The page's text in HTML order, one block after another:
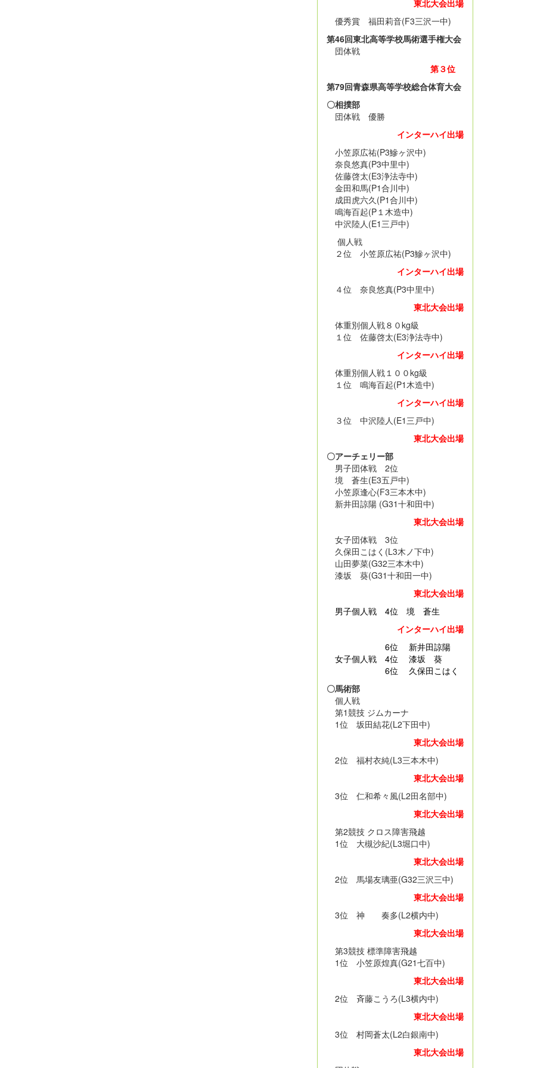
東北大会出場
優秀賞 福田莉音(F3三沢一中)
第46回東北高等学校馬術選手権大会
団体戦
第３位
第79回青森県高等学校総合体育大会
〇相撲部
団体戦 優勝
インターハイ出場
小笠原広祐(P3鰺ヶ沢中)
奈良悠真(P3中里中)
佐藤啓太(E3浄法寺中)
金田和馬(P1合川中)
成田虎六久(P1合川中)
鳴海百起(P１木造中)
中沢陸人(E1三戸中)
個人戦
２位 小笠原広祐(P3鰺ヶ沢中)
インターハイ出場
４位 奈良悠真(P3中里中)
東北大会出場
体重別個人戦８０kg級
１位 佐藤啓太(E3浄法寺中)
インターハイ出場
体重別個人戦１００kg級
１位 鳴海百起(P1木造中)
インターハイ出場
３位 中沢陸人(E1三戸中)
東北大会出場
〇アーチェリー部
男子団体戦 2位
境 蒼生(E3五戸中)
小笠原逢心(F3三本木中)
新井田諒陽 (G31十和田中)
東北大会出場
女子団体戦 3位
久保田こはく(L3木ノ下中)
山田夢菜(G32三本木中)
漆坂 葵(G31十和田一中)
東北大会出場
男子個人戦4位 境 蒼生
インターハイ出場
6位 新井田諒陽
女子個人戦 4位 漆坂 葵
6位 久保田こはく
〇馬術部
個人戦
第1競技 ジムカーナ
1位 坂田結花(L2下田中)
東北大会出場
2位 福村衣純(L3三本木中)
東北大会出場
3位 仁和希々風(L2田名部中)
東北大会出場
第2競技 クロス障害飛越
1位 大槻沙紀(L3堀口中)
東北大会出場
2位 馬場友璃亜(G32三沢三中)
東北大会出場
3位 神 奏多(L2横内中)
東北大会出場
第3競技 標準障害飛越
1位 小笠原煌真(G21七百中)
東北大会出場
2位 斉藤こうろ(L3横内中)
東北大会出場
3位 村岡蒼太(L2白銀南中)
東北大会出場